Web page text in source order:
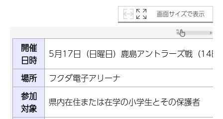
画面サイズで表示
開催
日時
5月17日（日曜日）鹿島アントラーズ戦（14時
場所
フクダ電子アリーナ
参加
対象
県内在住または在学の小学生とその保護者